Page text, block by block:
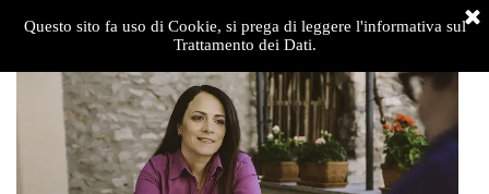
Questo sito fa uso di Cookie, si prega di leggere l'informativa sul
Trattamento dei Dati.